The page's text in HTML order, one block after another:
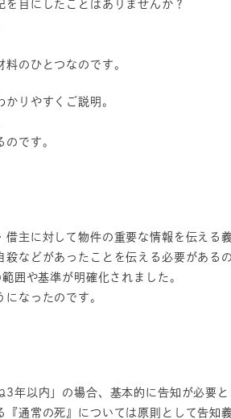
目にしたことはありませんか？
のひとつなのです。
りやすくご説明。
です。
主に対して物件の重要な情報を伝える
などがあったことを伝える必要があるの
囲や基準が明確化されました。
なったのです。
年以内」の場合、基本的に告知が必要と
通常の死』については原則として告知